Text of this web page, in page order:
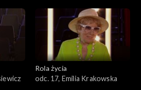
Rola życia
odc. 17, Emilia Krakowska